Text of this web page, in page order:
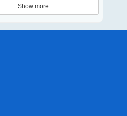
Show more